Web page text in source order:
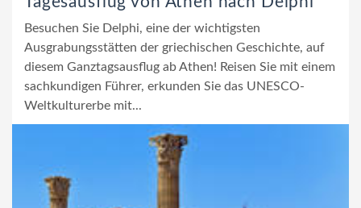
Besuchen Sie Delphi, eine der wichtigsten
Ausgrabungsstätten der griechischen Geschichte, auf
diesem Ganztagsausflug ab Athen! Reisen Sie mit einem
sachkundigen Führer, erkunden Sie das UNESCO-
Weltkulturerbe mit...